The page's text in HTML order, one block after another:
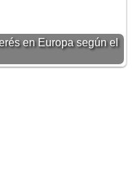
en Europa según el